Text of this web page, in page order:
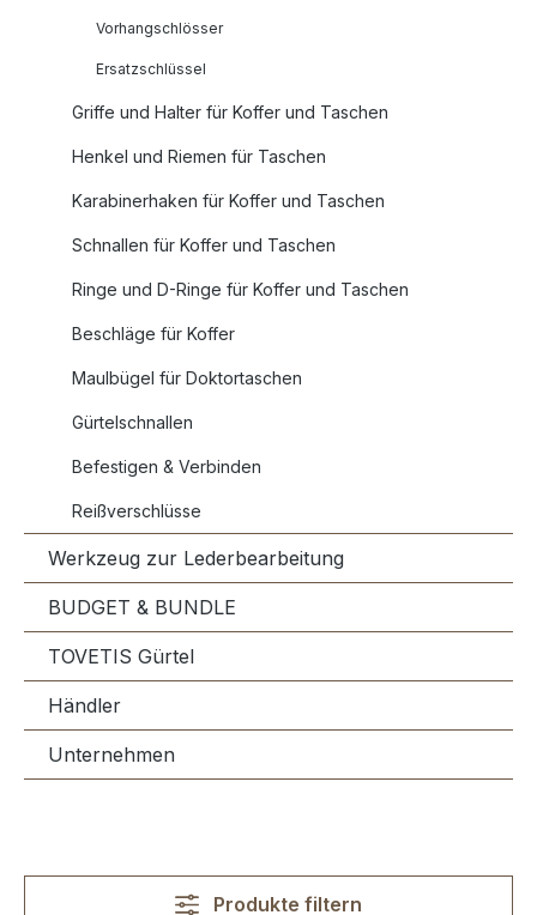
Vorhangschlösser
Ersatzschlüssel
Griffe und Halter für Koffer und Taschen
Henkel und Riemen für Taschen
Karabinerhaken für Koffer und Taschen
Schnallen für Koffer und Taschen
Ringe und D-Ringe für Koffer und Taschen
Beschläge für Koffer
Maulbügel für Doktortaschen
Gürtelschnallen
Befestigen & Verbinden
Reißverschlüsse
Werkzeug zur Lederbearbeitung
BUDGET & BUNDLE
TOVETIS Gürtel
Händler
Unternehmen
Produkte filtern